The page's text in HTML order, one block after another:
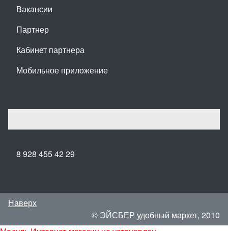
Вакансии
Партнер
Кабинет партнера
Мобильное приложение
8 928 455 42 29
Наверх
© ЭЙСБЕР удобный маркет, 2010